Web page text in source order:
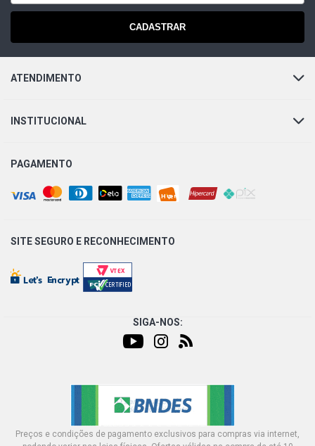
CADASTRAR
ATENDIMENTO
INSTITUCIONAL
PAGAMENTO
SITE SEGURO E RECONHECIMENTO
SIGA-NOS:
Preços e condições de pagamento exclusivos para compras via internet,